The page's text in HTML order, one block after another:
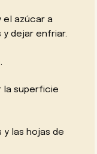
el azúcar a
dejar enfriar.
la superficie
las hojas de